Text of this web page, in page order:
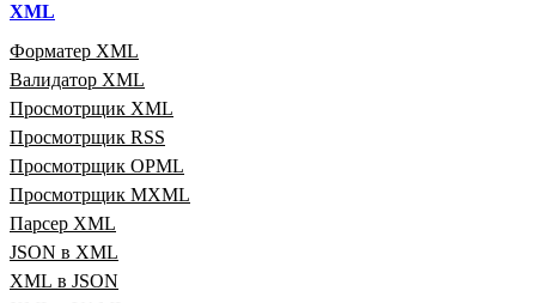
XML
Форматер XML
Валидатор XML
Просмотрщик XML
Просмотрщик RSS
Просмотрщик OPML
Просмотрщик MXML
Парсер XML
JSON в XML
XML в JSON